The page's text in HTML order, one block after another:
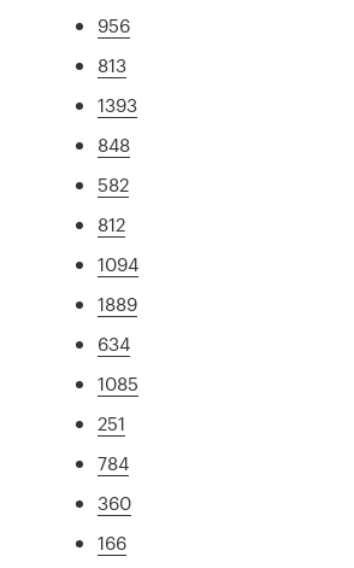
956
813
1393
848
582
812
1094
1889
634
1085
251
784
360
166